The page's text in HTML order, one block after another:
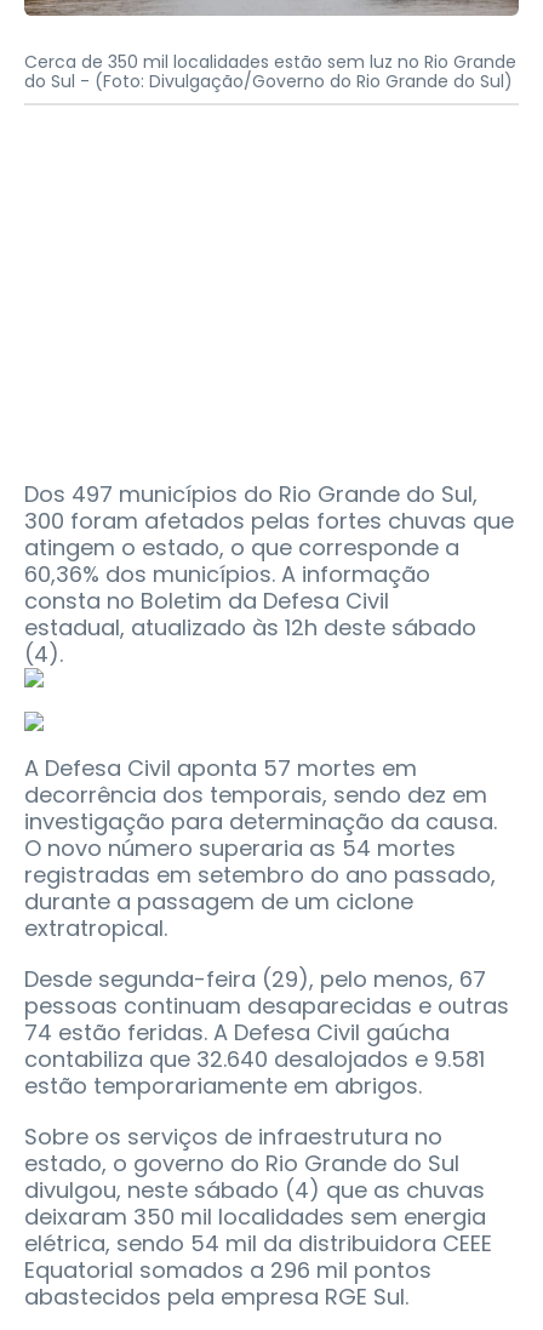
Cerca de 350 mil localidades estão sem luz no Rio Grande
do Sul - (Foto: Divulgação/Governo do Rio Grande do Sul)
Dos 497 municípios do Rio Grande do Sul,
300 foram afetados pelas fortes chuvas que
atingem o estado, o que corresponde a
60,36% dos municípios. A informação
consta no Boletim da Defesa Civil
estadual, atualizado às 12h deste sábado
(4).
A Defesa Civil aponta 57 mortes em
decorrência dos temporais, sendo dez em
investigação para determinação da causa.
O novo número superaria as 54 mortes
registradas em setembro do ano passado,
durante a passagem de um ciclone
extratropical.
Desde segunda-feira (29), pelo menos, 67
pessoas continuam desaparecidas e outras
74 estão feridas. A Defesa Civil gaúcha
contabiliza que 32.640 desalojados e 9.581
estão temporariamente em abrigos.
Sobre os serviços de infraestrutura no
estado, o governo do Rio Grande do Sul
divulgou, neste sábado (4) que as chuvas
deixaram 350 mil localidades sem energia
elétrica, sendo 54 mil da distribuidora CEEE
Equatorial somados a 296 mil pontos
abastecidos pela empresa RGE Sul.